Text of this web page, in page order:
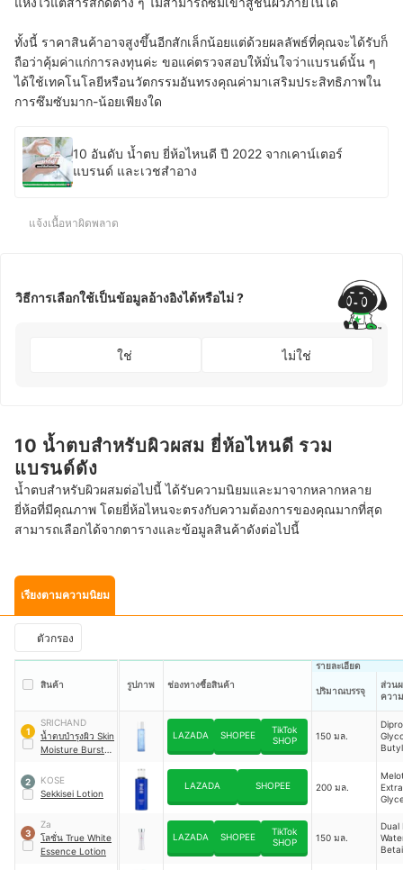
ทั้งนี้ ราคาสินค้าอาจสูงขึ้นอีกสักเล็กน้อยแต่ด้วยผลลัพธ์ที่คุณจะได้รับก็
ถือว่าคุ้มค่าแก่การลงทุนค่ะ ขอแค่ตรวจสอบให้มั่นใจว่าแบรนด์นั้น ๆ
ได้ใช้เทคโนโลยีหรือนวัตกรรมอันทรงคุณค่ามาเสริมประสิทธิภาพใน
การซึมซับมาก-น้อยเพียงใด
10 อันดับ น้ำตบ ยี่ห้อไหนดี ปี 2022 จากเคาน์เตอร์
แบรนด์ และเวชสำอาง
แจ้งเนื้อหาผิดพลาด
วิธีการเลือกใช้เป็นข้อมูลอ้างอิงได้หรือไม่ ?
ใช่ ไม่ใช่
10 น้ำตบสำหรับผิวผสม ยี่ห้อไหนดี รวม
แบรนด์ดัง
น้ำตบสำหรับผิวผสมต่อไปนี้ ได้รับความนิยมและมาจากหลากหลาย
ยี่ห้อที่มีคุณภาพ โดยยี่ห้อไหนจะตรงกับความต้องการของคุณมากที่สุด
สามารถเลือกได้จากตารางและข้อมูลสินค้าดังต่อไปนี้
เรียงตามความนิยม
ตัวกรอง
สินค้า รูปภาพ ช่องทางซื้อสินค้า
รายละเอียด
ปริมาณบรรจุ
ส่วน
ควา
1
SRICHAND
น้ำตบบำรุงผิว Skin
Moisture Burst
LAZADA SHOPEE
TikTok
SHOP
150 มล.
2
KOSE
Sekkisei Lotion
LAZADA SHOPEE 200 มล.
3
Za
โลชั่น True White
Essence Lotion
LAZADA SHOPEE
TikTok
SHOP
150 มล.
Dual